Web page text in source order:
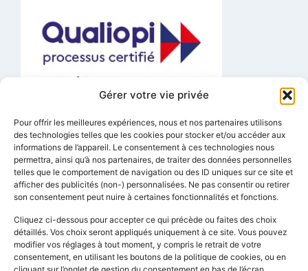
Gérer votre vie privée
Pour offrir les meilleures expériences, nous et nos partenaires utilisons
des technologies telles que les cookies pour stocker et/ou accéder aux
informations de l’appareil. Le consentement à ces technologies nous
permettra, ainsi qu’à nos partenaires, de traiter des données personnelles
telles que le comportement de navigation ou des ID uniques sur ce site et
afficher des publicités (non-) personnalisées. Ne pas consentir ou retirer
son consentement peut nuire à certaines fonctionnalités et fonctions.
Cliquez ci-dessous pour accepter ce qui précède ou faites des choix
détaillés. Vos choix seront appliqués uniquement à ce site. Vous pouvez
modifier vos réglages à tout moment, y compris le retrait de votre
consentement, en utilisant les boutons de la politique de cookies, ou en
d’action suivante :Actions de formation
FORMATIONS A DISTANCE
01 84 80 29 64
info@lexis-ecole-de-langues.fr
1 Rue Edouard Vaillant, 93170 Bagnolet
3 Rue Marceau, 84480 Bonnieux